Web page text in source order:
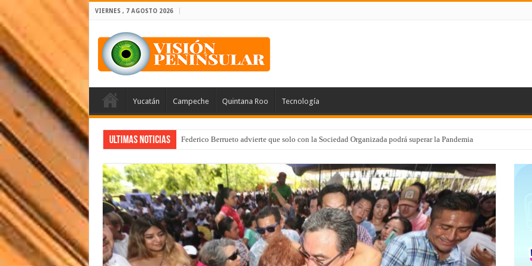
VIERNES , 7 AGOSTO 2026
Yucatán Campeche Quintana Roo Tecnología
Ultimas Noticias Federico Berrueto advierte que solo con la Sociedad Organizada podrá superar la Pandemia